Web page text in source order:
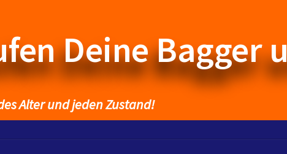
Deine Bagger
Alter und jeden Zustand!